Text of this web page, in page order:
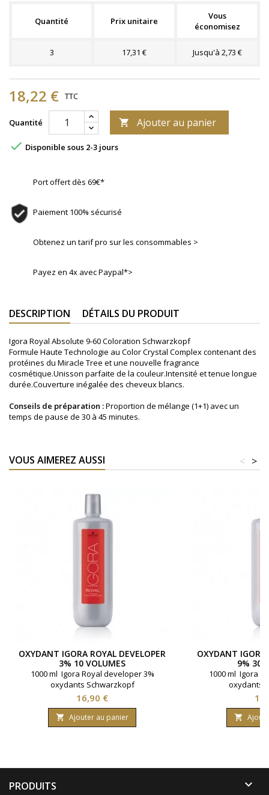
Quantité Prix unitaire
Vous
économisez
3 17,31 € Jusqu'à 2,73 €
18,22 € TTC
Quantité  Ajouter au panier
 Disponible sous 2-3 jours
Port offert dès 69€*
Paiement 100% sécurisé
Obtenez un tarif pro sur les consommables >
Payez en 4x avec Paypal*>
DESCRIPTION DÉTAILS DU PRODUIT
Igora Royal Absolute 9-60 Coloration Schwarzkopf
Formule Haute Technologie au Color Crystal Complex contenant des
protéines du Miracle Tree et une nouvelle fragrance
cosmétique.Unisson parfaite de la couleur.Intensité et tenue longue
durée.Couverture inégalée des cheveux blancs.
Conseils de préparation :Proportion de mélange (1+1) avec un
temps de pause de 30 à 45 minutes.
VOUS AIMEREZ AUSSI >
<
OXYDANT IGORA ROYAL DEVELOPER
3% 10 VOLUMES
1000 ml Igora Royal developer 3%
oxydants Schwarzkopf
Prix
16,90 €
 Ajouter au panier
OXYDANT IGORA
9% 30
1000 ml Igora
oxydants

PRODUITS 